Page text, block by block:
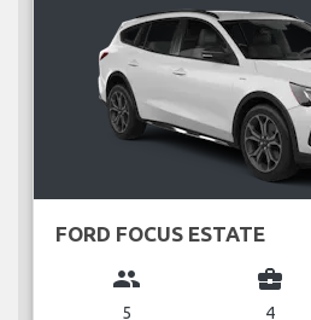
FORD FOCUS ESTATE
group
5
business_center
4